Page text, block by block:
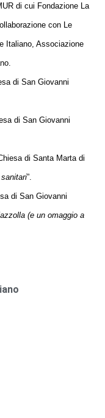
di cui Fondazione La
con Le
Italiano, Associazione
di San Giovanni
di San Giovanni
di Santa Marta di
”.
di San Giovanni
(e un omaggio a